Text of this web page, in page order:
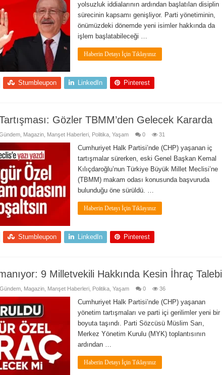
yolsuzluk iddialarının ardından başlatılan disiplin
sürecinin kapsamı genişliyor. Parti yönetiminin,
önümüzdeki dönemde yeni isimler hakkında da
işlem başlatabileceği …
Haberin Detayı İçin Tıklayınız
Stumbleupon LinkedIn Pinterest
Gözler TBMM’den Gelecek Kararda
, Magazin, Manşet Haberleri, Politika, Yaşam 0 31
Cumhuriyet Halk Partisi’nde (CHP) yaşanan iç
tartışmalar sürerken, eski Genel Başkan Kemal
Kılıçdaroğlu’nun Türkiye Büyük Millet Meclisi’ne
(TBMM) makam odası konusunda başvuruda
bulunduğu öne sürüldü. …
Haberin Detayı İçin Tıklayınız
Stumbleupon LinkedIn Pinterest
9 Milletvekili Hakkında Kesin İhraç Talebi
Gündem, Magazin, Manşet Haberleri, Politika, Yaşam 0 36
Cumhuriyet Halk Partisi’nde (CHP) yaşanan
yönetim tartışmaları ve parti içi gerilimler yeni bir
boyuta taşındı. Parti Sözcüsü Müslim Sarı,
Merkez Yönetim Kurulu (MYK) toplantısının
ardından …
Haberin Detayı İçin Tıklayınız